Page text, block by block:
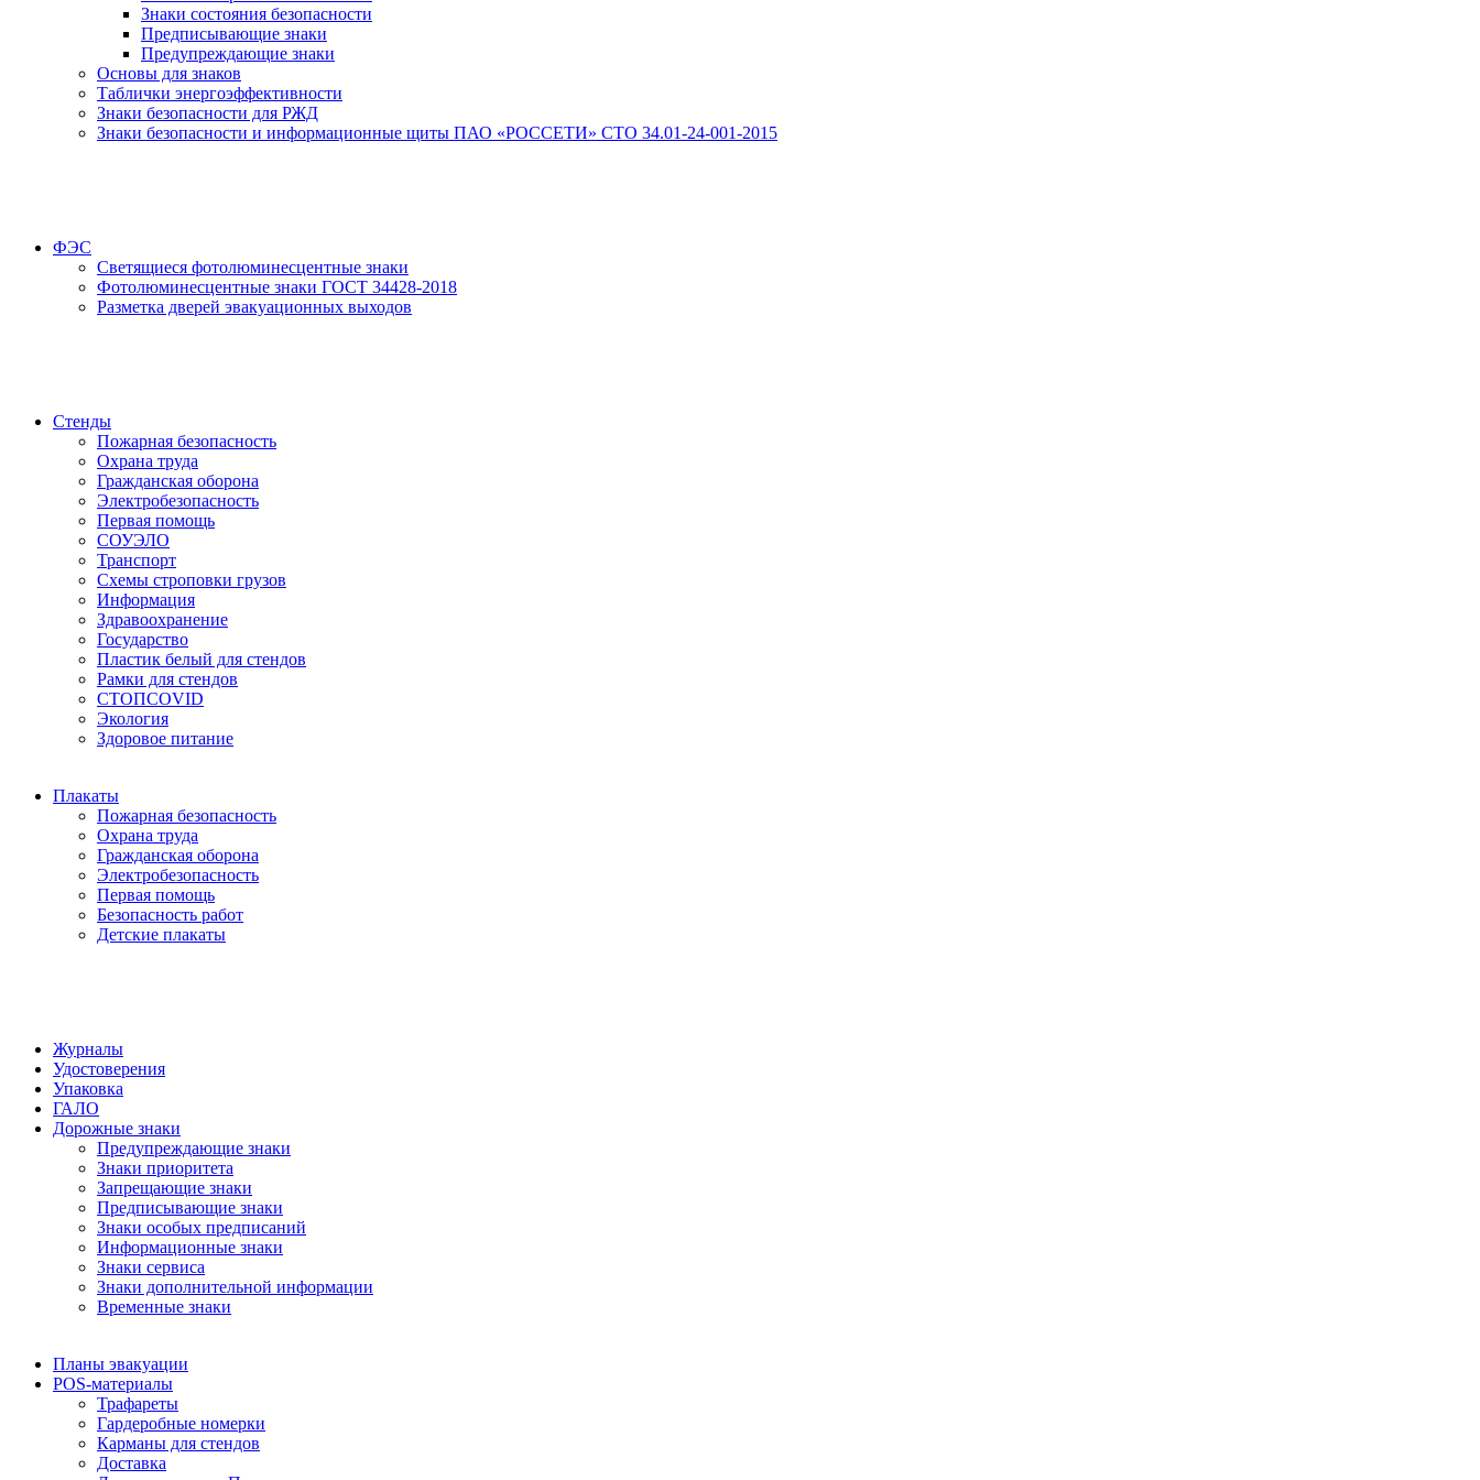
Знаки состояния безопасности
Предписывающие знаки
Предупреждающие знаки
Основы для знаков
Таблички энергоэффективности
Знаки безопасности для РЖД
Знаки безопасности и информационные щиты ПАО «РОССЕТИ» СТО 34.01-24-001-2015
ФЭС
Светящиеся фотолюминесцентные знаки
Фотолюминесцентные знаки ГОСТ 34428-2018
Разметка дверей эвакуационных выходов
Стенды
Пожарная безопасность
Охрана труда
Гражданская оборона
Электробезопасность
Первая помощь
СОУЭЛО
Транспорт
Схемы строповки грузов
Информация
Здравоохранение
Государство
Пластик белый для стендов
Рамки для стендов
СТОПCOVID
Экология
Здоровое питание
Плакаты
Пожарная безопасность
Охрана труда
Гражданская оборона
Электробезопасность
Первая помощь
Безопасность работ
Детские плакаты
Журналы
Удостоверения
Упаковка
ГАЛО
Дорожные знаки
Предупреждающие знаки
Знаки приоритета
Запрещающие знаки
Предписывающие знаки
Знаки особых предписаний
Информационные знаки
Знаки сервиса
Знаки дополнительной информации
Временные знаки
Планы эвакуации
POS-материалы
Трафареты
Гардеробные номерки
Карманы для стендов
Доставка